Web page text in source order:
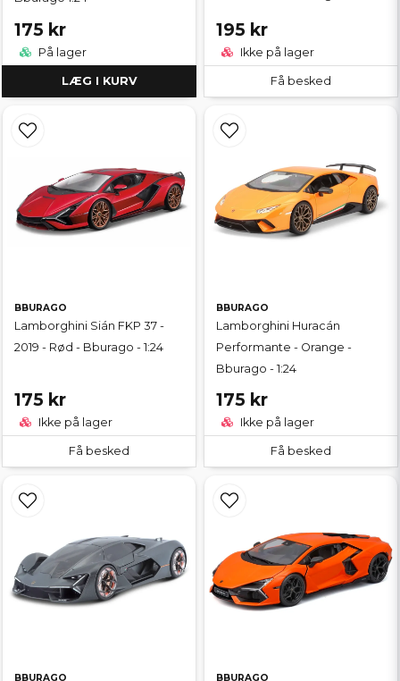
175 kr
På lager
LÆG I KURV
195 kr
Ikke på lager
Få besked
BBURAGO
Lamborghini Sián FKP 37 -
2019 - Rød - Bburago - 1:24
175 kr
Ikke på lager
Få besked
BBURAGO
Lamborghini Huracán
Performante - Orange -
Bburago - 1:24
175 kr
Ikke på lager
Få besked
BBURAGO BBURAGO